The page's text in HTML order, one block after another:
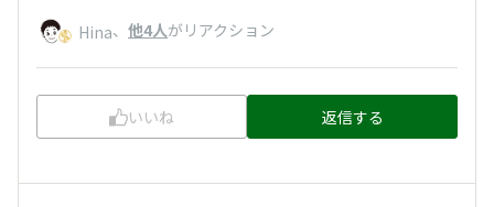
Hina、 他4人がリアクション
いいね 返信する